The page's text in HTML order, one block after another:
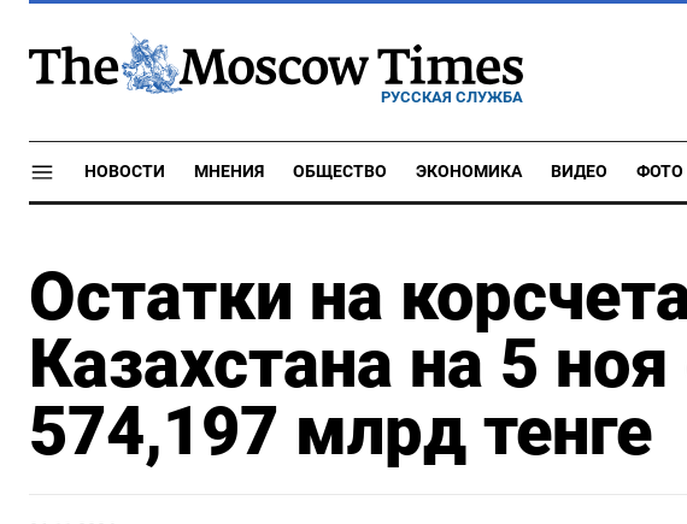
РУССКАЯ СЛУЖБА
НОВОСТИ МНЕНИЯ ОБЩЕСТВО ЭКОНОМИКА ВИДЕО ФОТО
Остатки на
Казахстана на 5
574,197 млрд тенге